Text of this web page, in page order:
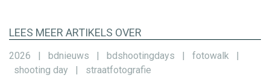
LEES MEER ARTIKELS OVER
2026 | bdnieuws | bdshootingdays | fotowalk
|
shooting day
| straatfotografie